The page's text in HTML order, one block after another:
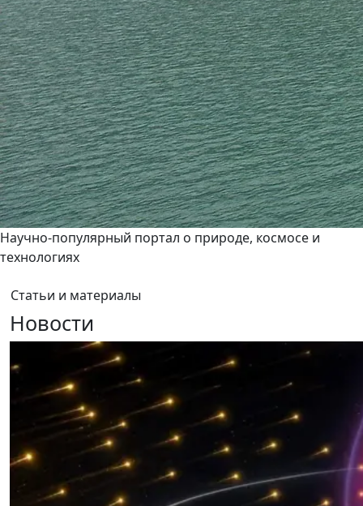
Научно-популярный портал о природе, космосе и
технологиях
Статьи и материалы
Новости